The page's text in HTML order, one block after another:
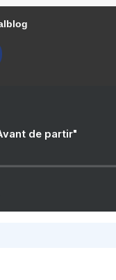
de partir"